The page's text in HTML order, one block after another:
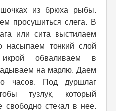
из брюха рыбы.
просушиться слега. В
или сита выстилаем
насыпаем тонкий слой
обваливаем в
на марлю. Даем
часов. Под дуршлаг
тузлук, который
свободно стекал в нее.